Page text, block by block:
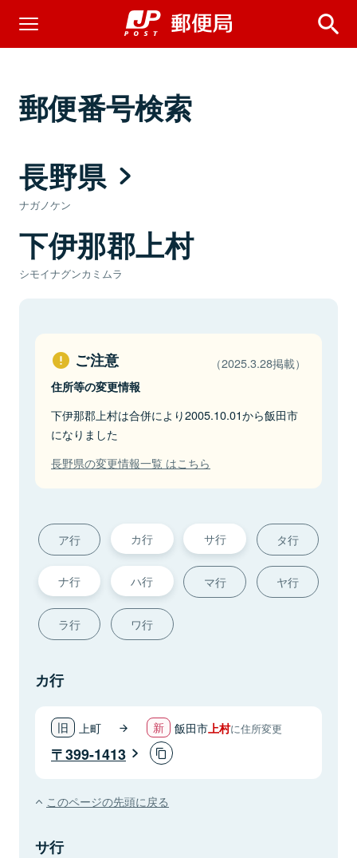
郵便番号検索
長野県
ナガノケン
下伊那郡上村
シモイナグンカミムラ
ご注意 （2025.3.28掲載）
住所等の変更情報
下伊那郡上村は合併により2005.10.01から飯田市
になりました
長野県の変更情報一覧 はこちら
ア行 カ行 サ行 タ行
ナ行 ハ行 マ行 ヤ行
ラ行 ワ行
カ行
上町 飯田市上村に住所変更
399-1413
このページの先頭に戻る
サ行